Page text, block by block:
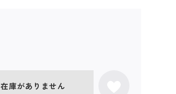
在庫がありません